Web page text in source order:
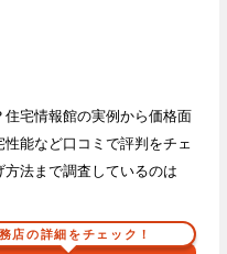
宅情報館の実例から価格面
能など口コミで評判をチェ
法まで調査しているのは
店の詳細をチェック！